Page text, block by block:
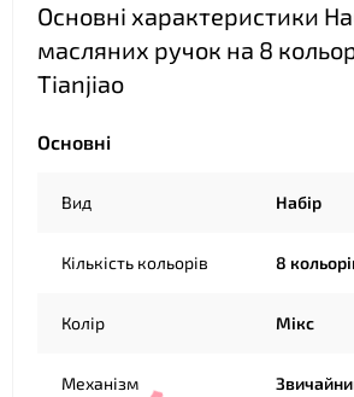
Основні характеристики
масляних ручок на 8
Tianjiao
Основні
Вид Набір
Кількість кольорів 8
Колір Мікс
Механізм